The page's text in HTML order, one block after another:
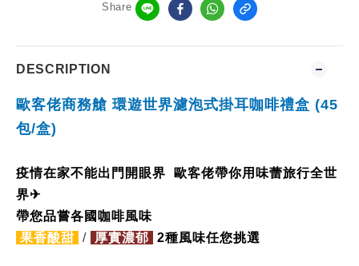
Share
DESCRIPTION
歐客佬商務艙 環遊世界濾泡式掛耳咖啡禮盒 (45
包/盒)
疫情在家不能出門開眼界 歐客佬帶你用味蕾旅行全世
界✈
帶您品嘗各國咖啡風味
果香酸甜
/ 厚實濃郁 2種風味任您挑選